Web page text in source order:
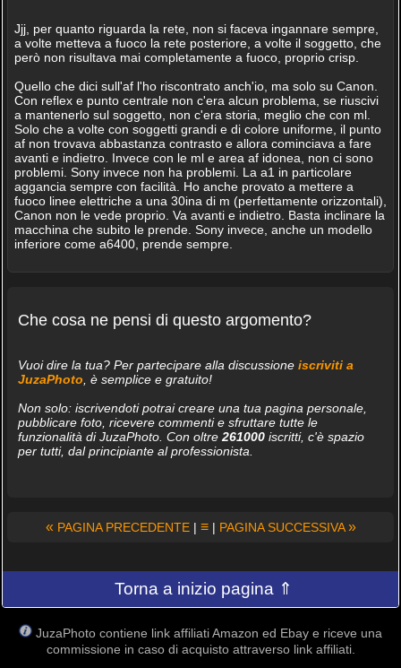
Jjj, per quanto riguarda la rete, non si faceva ingannare sempre,
a volte metteva a fuoco la rete posteriore, a volte il soggetto, che
però non risultava mai completamente a fuoco, proprio crisp.
Quello che dici sull'af l'ho riscontrato anch'io, ma solo su Canon.
Con reflex e punto centrale non c'era alcun problema, se riuscivi
a mantenerlo sul soggetto, non c'era storia, meglio che con ml.
Solo che a volte con soggetti grandi e di colore uniforme, il punto
af non trovava abbastanza contrasto e allora cominciava a fare
avanti e indietro. Invece con le ml e area af idonea, non ci sono
problemi. Sony invece non ha problemi. La a1 in particolare
aggancia sempre con facilità. Ho anche provato a mettere a
fuoco linee elettriche a una 30ina di m (perfettamente orizzontali),
Canon non le vede proprio. Va avanti e indietro. Basta inclinare la
macchina che subito le prende. Sony invece, anche un modello
inferiore come a6400, prende sempre.
Che cosa ne pensi di questo argomento?
Vuoi dire la tua? Per partecipare alla discussione iscriviti a
JuzaPhoto , è semplice e gratuito!
Non solo: iscrivendoti potrai creare una tua pagina personale,
pubblicare foto, ricevere commenti e sfruttare tutte le
funzionalità di JuzaPhoto. Con oltre 261000iscritti, c'è spazio
per tutti, dal principiante al professionista.
« PAGINA PRECEDENTE| ≡| PAGINA SUCCESSIVA»
Torna a inizio pagina ⇑
JuzaPhoto contiene link affiliati Amazon ed Ebay e riceve una
commissione in caso di acquisto attraverso link affiliati.